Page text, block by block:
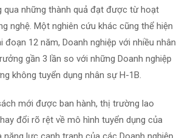
qua những thành quả đạt được từ hoạt
nghệ. Một nghiên cứu khác cũng thể hiện
12 năm, Doanh nghiệp với nhiều nhân
gần 3 lần so với những Doanh nghiệp
không tuyển dụng nhân sự H-1B.
mới được ban hành, thị trường lao
đổi rõ rệt về mô hình tuyển dụng của